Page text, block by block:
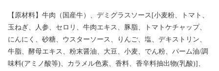
【原材料】牛肉（国産牛）、デミグラスソース[小麦粉、トマト、
玉ねぎ、人参、セロリ、牛肉エキス、豚脂、トマトケチャップ、
にんにく、砂糖、ウスターソース、りんご、塩、デキストリン、
牛脂、酵母エキス、粉末醤油、大豆、小麦、でん粉、パーム油/調
味料(アミノ酸等)、カラメル色素、香料、香辛料抽出物(乳酸)]、